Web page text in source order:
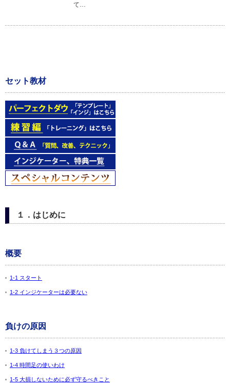
て…
セット教材
１．はじめに
概要
1-1 スタート
1-2 インジケーターは必要ない
負けの原因
1-3 負けてしまう３つの原因
1-4 時間足の使いわけ
1-5 大損しないために必ず守るべきこと